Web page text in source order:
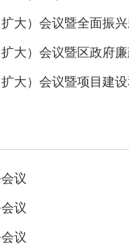
大）会议暨全面振
大）会议暨区政府
大）会议暨项目建
议
议
议